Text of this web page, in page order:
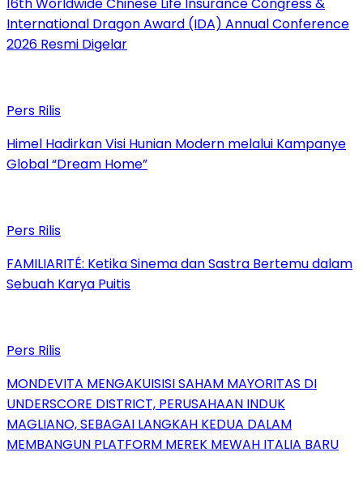
International Dragon Award (IDA) Annual Conference
2026 Resmi Digelar
Pers Rilis
Himel Hadirkan Visi Hunian Modern melalui Kampanye
Global “Dream Home”
Pers Rilis
FAMILIARITÉ: Ketika Sinema dan Sastra Bertemu dalam
Sebuah Karya Puitis
Pers Rilis
MONDEVITA MENGAKUISISI SAHAM MAYORITAS DI
UNDERSCORE DISTRICT, PERUSAHAAN INDUK
MAGLIANO, SEBAGAI LANGKAH KEDUA DALAM
MEMBANGUN PLATFORM MEREK MEWAH ITALIA BARU